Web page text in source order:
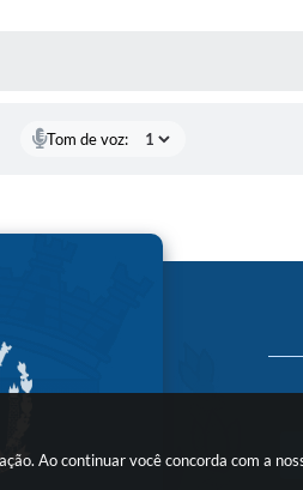
Ao continuar você concorda com a
Tom de voz: